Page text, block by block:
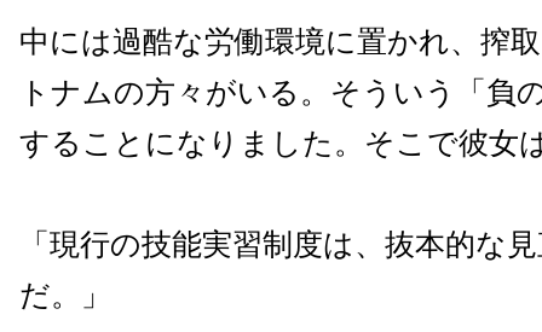
中には過酷な労働環境に置かれ、搾
トナムの方々がいる。そういう「負
することになりました。そこで彼女
「現行の技能実習制度は、抜本的な
だ。」